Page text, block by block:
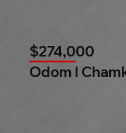
$274,000
Odom l